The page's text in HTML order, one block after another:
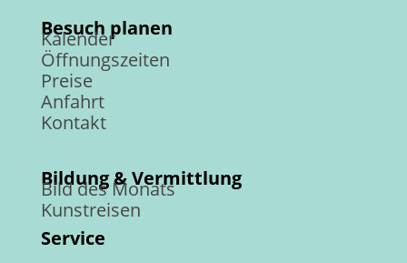
Besuch planen
Kalender
Öffnungszeiten
Preise
Anfahrt
Kontakt
Bildung & Vermittlung
Bild des Monats
Kunstreisen
Service